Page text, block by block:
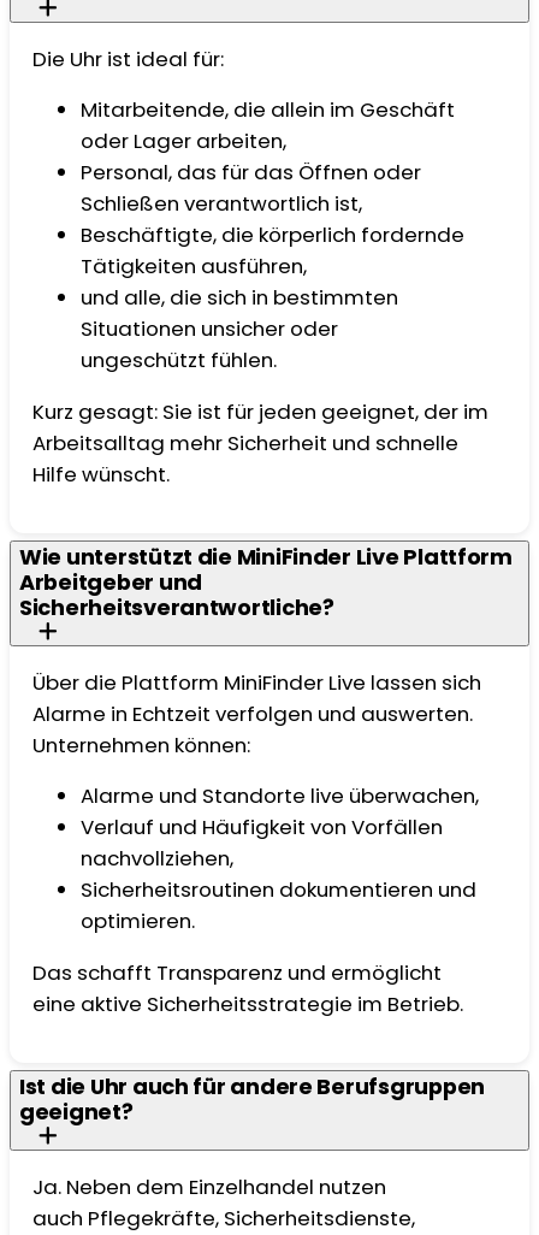
Die Uhr ist ideal für:
Mitarbeitende, die allein im Geschäft
oder Lager arbeiten,
Personal, das für das Öffnen oder
Schließen verantwortlich ist,
Beschäftigte, die körperlich fordernde
Tätigkeiten ausführen,
und alle, die sich in bestimmten
Situationen unsicher oder
ungeschützt fühlen.
Kurz gesagt: Sie ist für jeden geeignet, der im
Arbeitsalltag mehr Sicherheit und schnelle
Hilfe wünscht.
Wie unterstützt die MiniFinder Live Plattform
Arbeitgeber und
Sicherheitsverantwortliche?
Über die Plattform MiniFinder Live lassen sich
Alarme in Echtzeit verfolgen und auswerten.
Unternehmen können:
Alarme und Standorte live überwachen,
Verlauf und Häufigkeit von Vorfällen
nachvollziehen,
Sicherheitsroutinen dokumentieren und
optimieren.
Das schafft Transparenz und ermöglicht
eine aktive Sicherheitsstrategie im Betrieb.
Ist die Uhr auch für andere Berufsgruppen
geeignet?
Ja. Neben dem Einzelhandel nutzen
auch Pflegekräfte, Sicherheitsdienste,